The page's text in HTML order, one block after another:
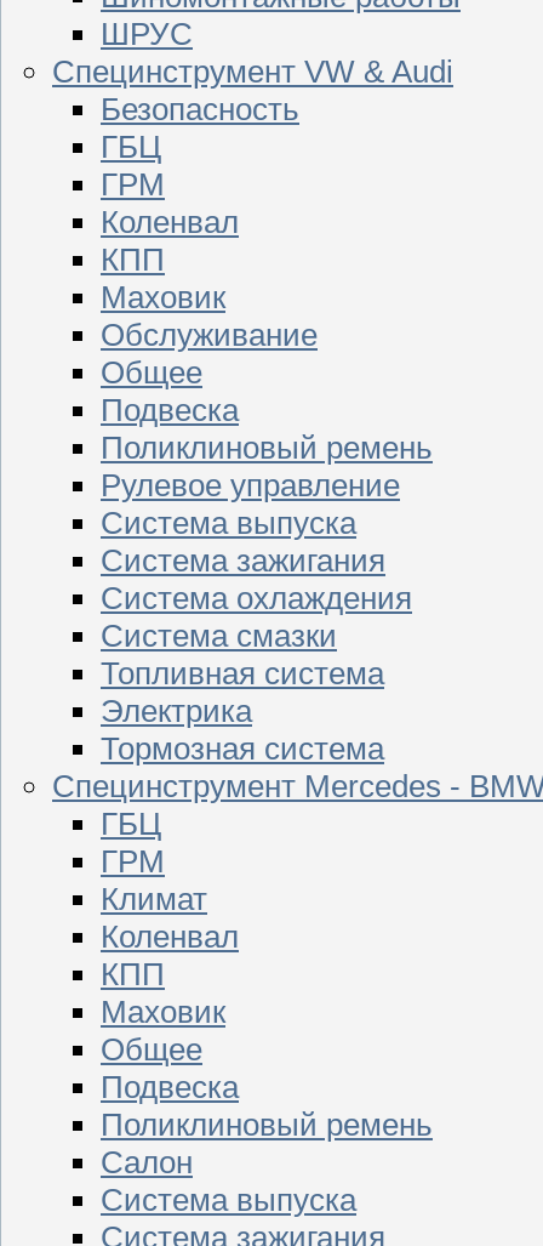
ШРУС
Специнструмент VW & Audi
Безопасность
ГБЦ
ГРМ
Коленвал
КПП
Маховик
Обслуживание
Общее
Подвеска
Поликлиновый ремень
Рулевое управление
Система выпуска
Система зажигания
Система охлаждения
Система смазки
Топливная система
Электрика
Тормозная система
Специнструмент Mercedes -
ГБЦ
ГРМ
Климат
Коленвал
КПП
Маховик
Общее
Подвеска
Поликлиновый ремень
Салон
Система выпуска
Система зажигания